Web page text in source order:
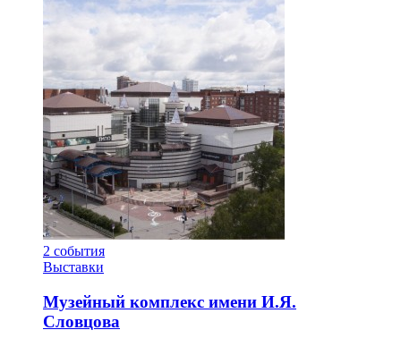
2 события
Выставки
Музейный комплекс имени И.Я.
Словцова